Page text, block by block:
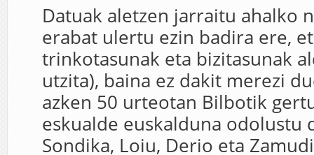
Datuak aletzen jarraitu ahalko
erabat ulertu ezin badira ere,
trinkotasunak eta bizitasunak
utzita), baina ez dakit merezi
azken 50 urteotan Bilbotik
eskualde euskalduna odolustu
Sondika, Loiu, Derio eta